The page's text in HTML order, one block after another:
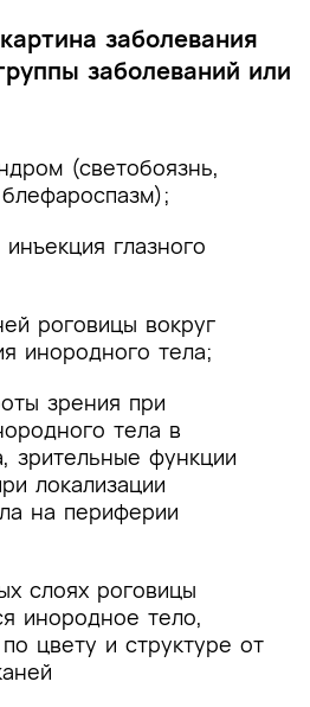
заболевания
заболеваний или
(светобоязнь,
глазного
роговицы вокруг
инородного тела;
зрения при
тела в
зрительные функции
локализации
на периферии
слоях роговицы
инородное тело,
цвету и структуре от